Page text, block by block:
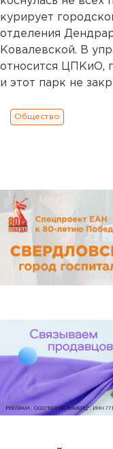
курирует
отделения
Ковалевской. В
относится ЦПКиО,
и этот парк не
Общество